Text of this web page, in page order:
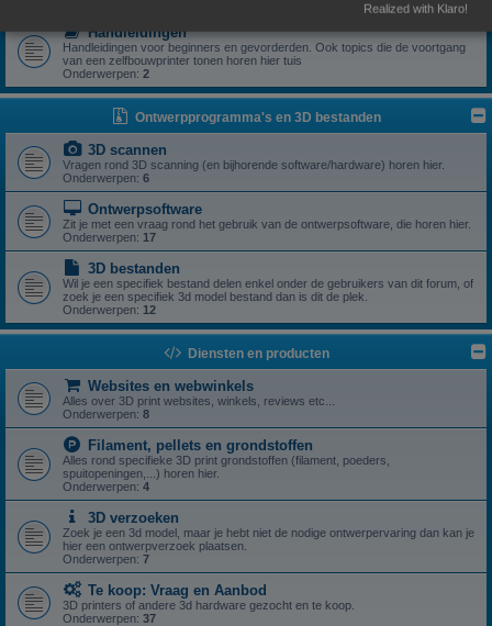
Handleidingen
Handleidingen voor beginners en gevorderden. Ook topics die de voortgang
van een zelfbouwprinter tonen horen hier tuis
Onderwerpen: 2
Ontwerpprogramma's en 3D bestanden
3D scannen
Vragen rond 3D scanning (en bijhorende software/hardware) horen hier.
Onderwerpen: 6
Ontwerpsoftware
Zit je met een vraag rond het gebruik van de ontwerpsoftware, die horen hier.
Onderwerpen: 17
3D bestanden
Wil je een specifiek bestand delen enkel onder de gebruikers van dit forum, of
zoek je een specifiek 3d model bestand dan is dit de plek.
Onderwerpen: 12
Diensten en producten
Websites en webwinkels
Alles over 3D print websites, winkels, reviews etc...
Onderwerpen: 8
Filament, pellets en grondstoffen
Alles rond specifieke 3D print grondstoffen (filament, poeders,
spuitopeningen,...) horen hier.
Onderwerpen: 4
3D verzoeken
Zoek je een 3d model, maar je hebt niet de nodige ontwerpervaring dan kan je
hier een ontwerpverzoek plaatsen.
Onderwerpen: 7
Te koop: Vraag en Aanbod
3D printers of andere 3d hardware gezocht en te koop.
Onderwerpen: 37
Realized with Klaro!